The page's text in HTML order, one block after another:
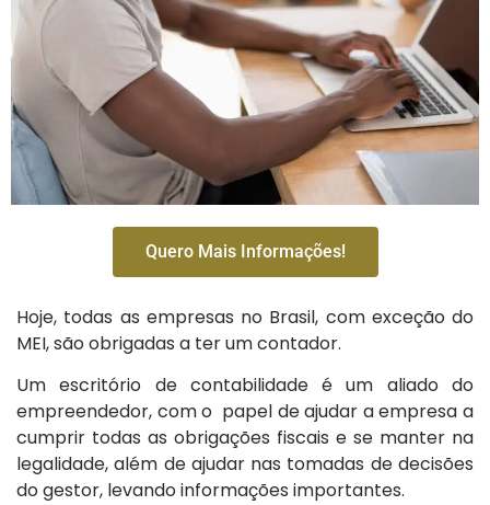
Quero Mais Informações!
Hoje, todas as empresas no Brasil, com exceção do
MEI, são obrigadas a ter um contador.
Um escritório de contabilidade é um aliado do
empreendedor, com o papel de ajudar a empresa a
cumprir todas as obrigações fiscais e se manter na
legalidade, além de ajudar nas tomadas de decisões
do gestor, levando informações importantes.